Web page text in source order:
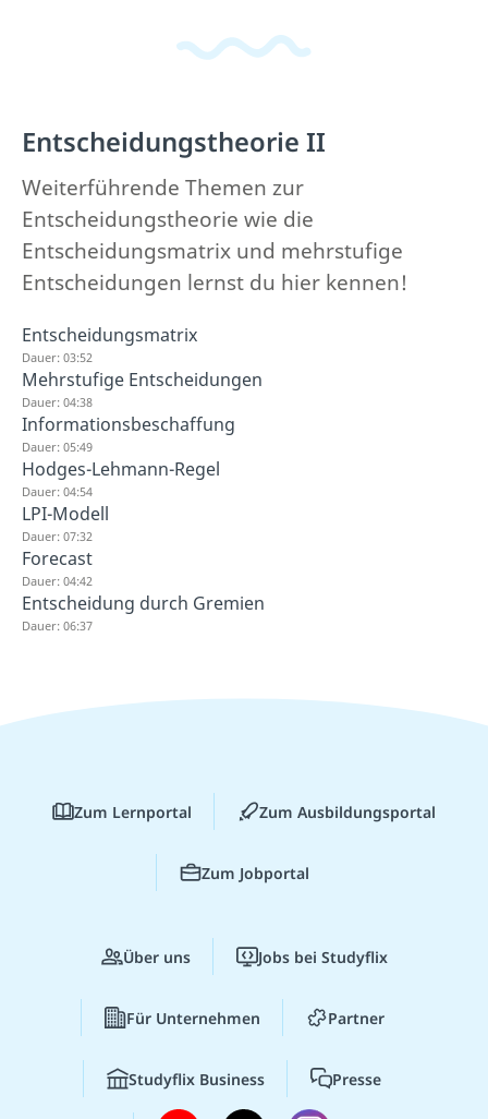
Entscheidungstheorie II
Weiterführende Themen zur
Entscheidungstheorie wie die
Entscheidungsmatrix und mehrstufige
Entscheidungen lernst du hier kennen!
Entscheidungsmatrix
Dauer: 03:52
Mehrstufige Entscheidungen
Dauer: 04:38
Informationsbeschaffung
Dauer: 05:49
Hodges-Lehmann-Regel
Dauer: 04:54
LPI-Modell
Dauer: 07:32
Forecast
Dauer: 04:42
Entscheidung durch Gremien
Dauer: 06:37
Zum Lernportal Zum Ausbildungsportal
Zum Jobportal
Über uns Jobs bei Studyflix
Für Unternehmen Partner
Studyflix Business Presse